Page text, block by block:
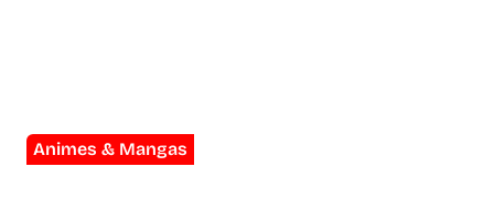
Animes & Mangas